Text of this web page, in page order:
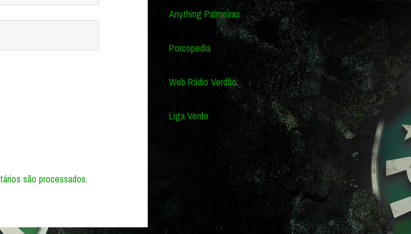
são processados.
Anything Palmeiras
Porcopedia
Web Rádio Verdão
Liga Verde